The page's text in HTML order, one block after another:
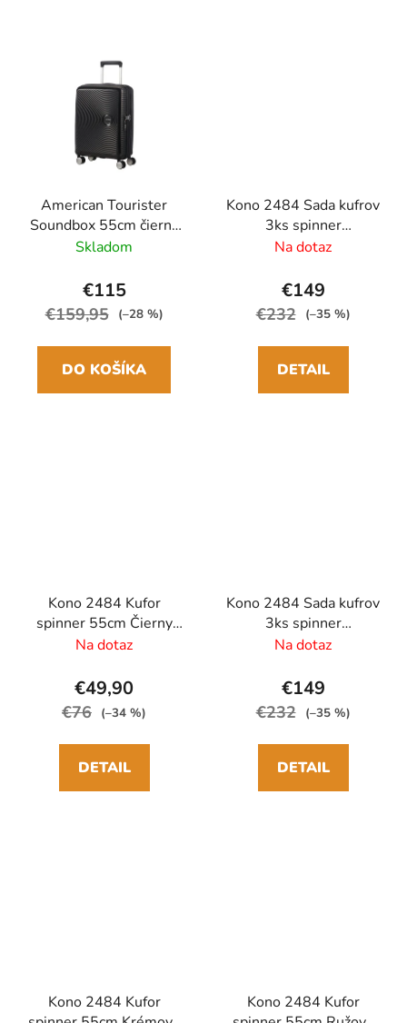
American Tourister
Soundbox 55cm čierna
Spinner rozšíriteľný
Skladom
€115
€159,95 (–28 %)
DO KOŠÍKA
Kono 2484 Sada kufrov
3ks spinner
55/65/75cm Čierny
Na dotaz
€149
€232 (–35 %)
DETAIL
Kono 2484 Kufor
spinner 55cm Čierny
ABS/Polykarbonát
Na dotaz
€49,90
€76 (–34 %)
DETAIL
Kono 2484 Sada kufrov
3ks spinner
55/65/75cm Krémový
Na dotaz
€149
€232 (–35 %)
DETAIL
Kono 2484 Kufor
Kono 2484 Kufor